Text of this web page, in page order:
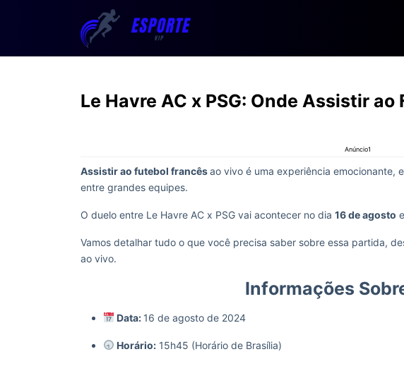
Le Havre AC x PSG: Onde Assistir
Anúncio1
Assistir ao futebol francêsao vivo é uma experiência emocionante,
entre grandes equipes.
O duelo entre Le Havre AC x PSG vai acontecer no dia 16 de agosto
Vamos detalhar tudo o que você precisa saber sobre essa partida,
ao vivo.
Informações
Data: 16 de agosto de 2024
Horário:15h45 (Horário de Brasília)